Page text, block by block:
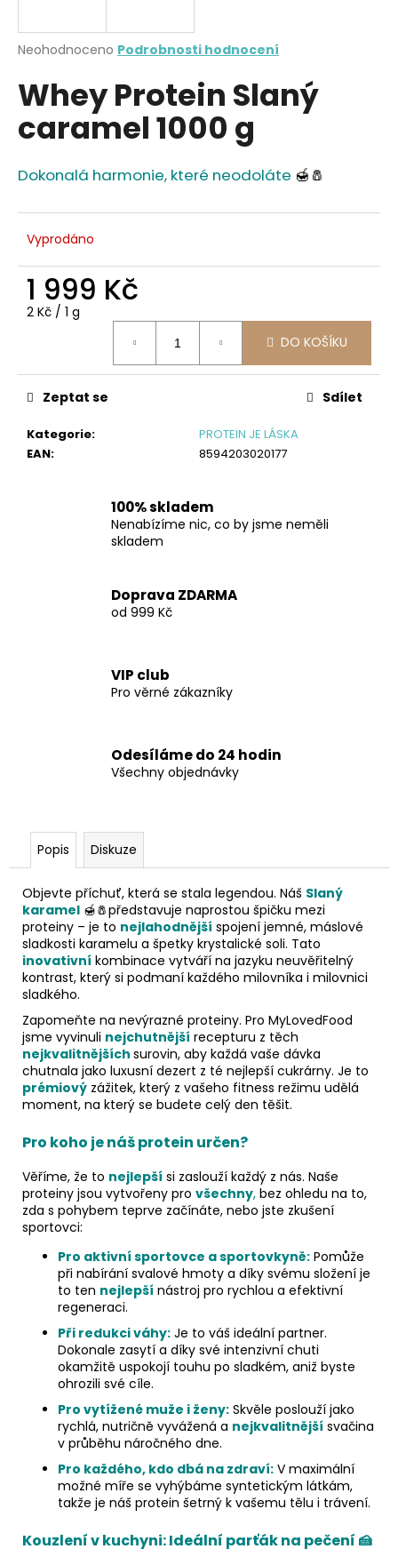
Průměrné
produktu
je
z
hvězdiček.
Neohodnoceno Podrobnosti hodnocení
Whey Protein Slaný
caramel 1000 g
Dokonalá harmonie, které neodoláte 🍯🧂
Vyprodáno
1 999 Kč
Měrná
2 Kč / 1 g
DO KOŠÍKU
Kategorie:
PROTEIN JE LÁSKA
EAN: 8594203020177
Zeptat se Sdílet
100% skladem
Nenabízíme nic, co by jsme neměli
skladem
Doprava ZDARMA
od 999 Kč
VIP club
Pro věrné zákazníky
Odesíláme do 24 hodin
Všechny objednávky
Popis Diskuze
Objevte příchuť, která se stala legendou. Náš Slaný
karamel 🍯🧂představuje naprostou špičku mezi
proteiny – je to nejlahodnější spojení jemné, máslové
sladkosti karamelu a špetky krystalické soli. Tato
inovativní kombinace vytváří na jazyku neuvěřitelný
kontrast, který si podmaní každého milovníka i milovnici
sladkého.
Zapomeňte na nevýrazné proteiny. Pro MyLovedFood
jsme vyvinuli nejchutnější recepturu z těch
nejkvalitnějších surovin, aby každá vaše dávka
chutnala jako luxusní dezert z té nejlepší cukrárny. Je to
prémiový zážitek, který z vašeho fitness režimu udělá
moment, na který se budete celý den těšit.
Pro koho je náš protein určen?
Věříme, že to nejlepší si zaslouží každý z nás. Naše
proteiny jsou vytvořeny pro všechny, bez ohledu na to,
zda s pohybem teprve začínáte, nebo jste zkušení
sportovci:
Pro aktivní sportovce a sportovkyně: Pomůže
při nabírání svalové hmoty a díky svému složení je
to ten nejlepší nástroj pro rychlou a efektivní
regeneraci.
Při redukci váhy: Je to váš ideální partner.
Dokonale zasytí a díky své intenzivní chuti
okamžitě uspokojí touhu po sladkém, aniž byste
ohrozili své cíle.
Pro vytížené muže i ženy: Skvěle poslouží jako
rychlá, nutričně vyvážená a nejkvalitnější svačina
v průběhu náročného dne.
Pro každého, kdo dbá na zdraví: V maximální
možné míře se vyhýbáme syntetickým látkám,
takže je náš protein šetrný k vašemu tělu i trávení.
Kouzlení v kuchyni: Ideální parťák na pečení 🍰
j
t
?
D
o
p
u
č
e